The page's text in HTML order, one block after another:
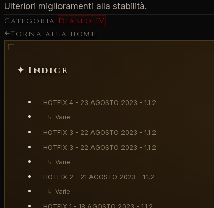
Ulteriori miglioramenti alla stabilità.
Categoria: Diablo IV
Torna alla home
✦ Indice
HOTFIX 4 - 23 AGOSTO 2023 - 1.1.2
↳ Varie
HOTFIX 3 - 22 AGOSTO 2023 - 1.1.2
HOTFIX 3 - 22 AGOSTO 2023 - 1.1.2
↳ Varie
HOTFIX 2 - 21 AGOSTO 2023 - 1.1.2
↳ Varie
HOTFIX 1 - 18 AGOSTO 2023 - 1.1.2